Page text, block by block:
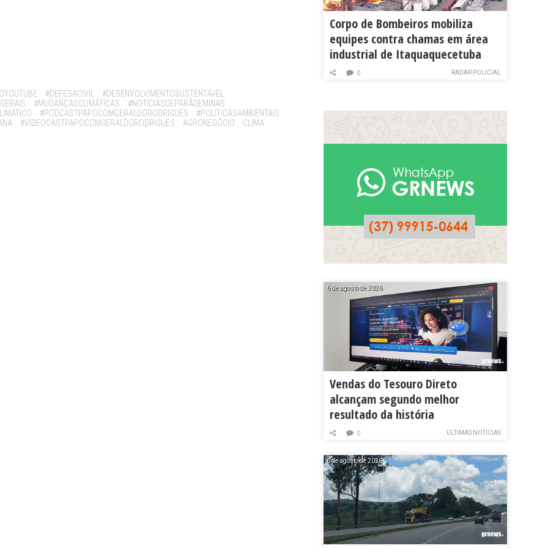
#DEFESACIVIL
#DESENVOLVIMENTOSUSTENTÁVEL
#MUDANÇASCLIMÁTICAS
#NOTÍCIASDEPARÁDEMINAS
#PODCASTPAPOCOMGERALDORODRIGUES
#POLÍTICASAMBIENTAIS
#VIDEOCASTPAPOCOMGERALDORODRIGUES AGRONEGÓCIO
CLIMA
Corpo de Bombeiros mobiliza
equipes contra chamas em área
industrial de Itaquaquecetuba
RADAR POLICIAL
0
6 de agosto de 2026
Vendas do Tesouro Direto
alcançam segundo melhor
resultado da história
ÚLTIMAS NOTÍCIAS
0
6 de agosto de 2026